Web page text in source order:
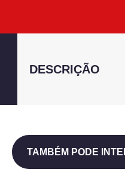
DESCRIÇÃO
TAMBÉM PODE